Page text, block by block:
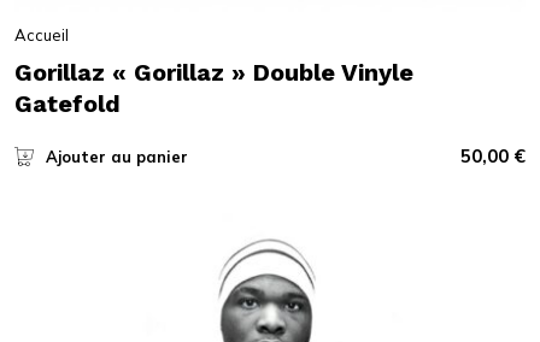
Accueil
Gorillaz « Gorillaz » Double Vinyle
Gatefold
Ajouter au panier 50,00 €